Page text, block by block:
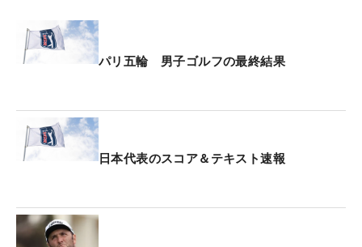
パリ五輪 男子ゴルフの最終結果
日本代表のスコア＆テキスト速報